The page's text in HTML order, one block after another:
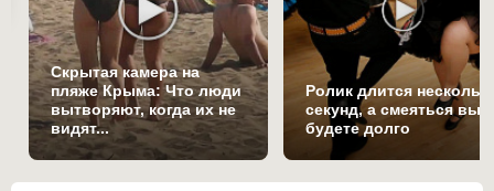
Скрытая камера на
пляже Крыма: Что люди
вытворяют, когда их не
видят...
Ролик длится
секунд, а смеяться вы
будете долго